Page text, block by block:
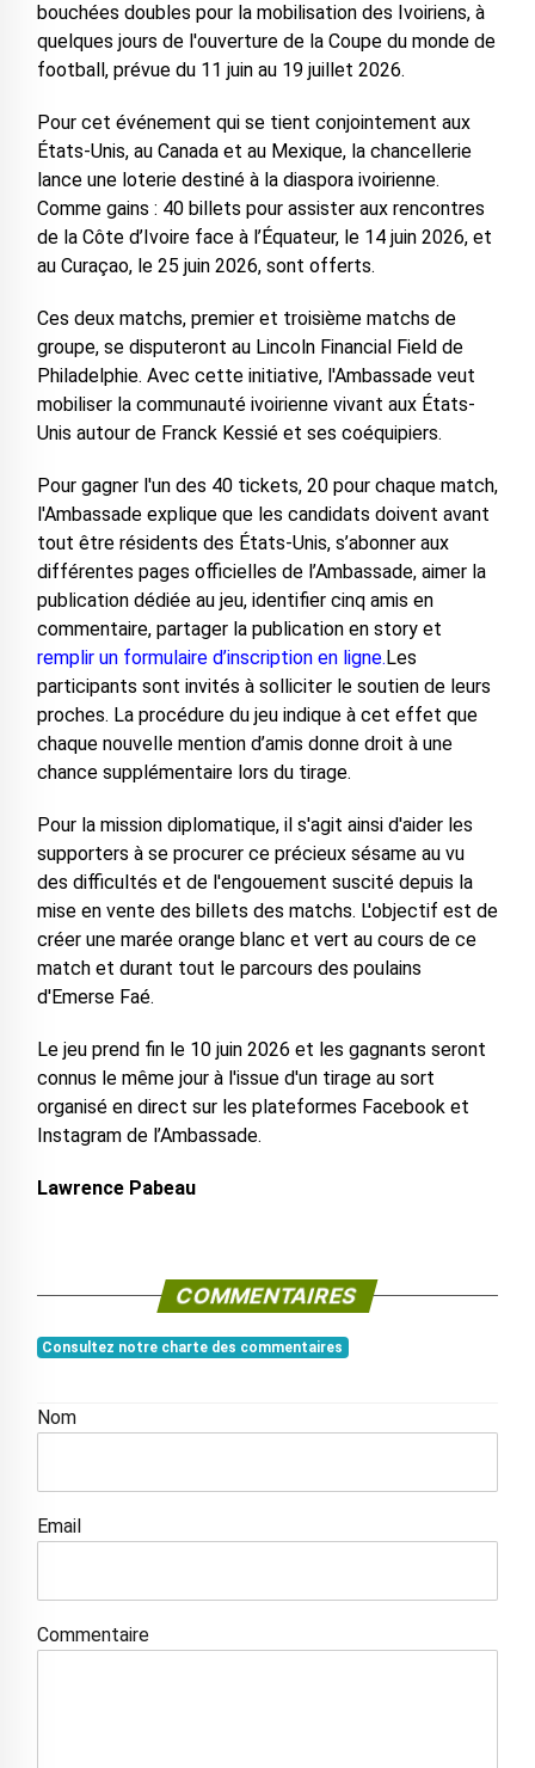
bouchées doubles pour la mobilisation des Ivoiriens, à
quelques jours de l'ouverture de la Coupe du monde de
football, prévue du 11 juin au 19 juillet 2026.
Pour cet événement qui se tient conjointement aux
États-Unis, au Canada et au Mexique, la chancellerie
lance une loterie destiné à la diaspora ivoirienne.
Comme gains : 40 billets pour assister aux rencontres
de la Côte d’Ivoire face à l’Équateur, le 14 juin 2026, et
au Curaçao, le 25 juin 2026, sont offerts.
Ces deux matchs, premier et troisième matchs de
groupe, se disputeront au Lincoln Financial Field de
Philadelphie. Avec cette initiative, l'Ambassade veut
mobiliser la communauté ivoirienne vivant aux États-
Unis autour de Franck Kessié et ses coéquipiers.
Pour gagner l'un des 40 tickets, 20 pour chaque match,
l'Ambassade explique que les candidats doivent avant
tout être résidents des États-Unis, s’abonner aux
différentes pages officielles de l’Ambassade, aimer la
publication dédiée au jeu, identifier cinq amis en
commentaire, partager la publication en story et
remplir un formulaire d’inscription en ligne. Les
participants sont invités à solliciter le soutien de leurs
proches. La procédure du jeu indique à cet effet que
chaque nouvelle mention d’amis donne droit à une
chance supplémentaire lors du tirage.
Pour la mission diplomatique, il s'agit ainsi d'aider les
supporters à se procurer ce précieux sésame au vu
des difficultés et de l'engouement suscité depuis la
mise en vente des billets des matchs. L'objectif est de
créer une marée orange blanc et vert au cours de ce
match et durant tout le parcours des poulains
d'Emerse Faé.
Le jeu prend fin le 10 juin 2026 et les gagnants seront
connus le même jour à l'issue d'un tirage au sort
organisé en direct sur les plateformes Facebook et
Instagram de l’Ambassade.
Lawrence Pabeau
COMMENTAIRES
Consultez notre charte des commentaires
Nom
Email
Commentaire